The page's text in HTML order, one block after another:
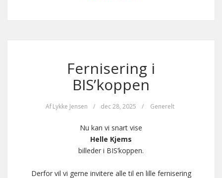
Fernisering i
BIS’koppen
Af Lykke Jensen / dec 28, 2025 / Generelt
Nu kan vi snart vise
Helle Kjems
billeder i BIS’koppen.
Derfor vil vi gerne invitere alle til en lille fernisering